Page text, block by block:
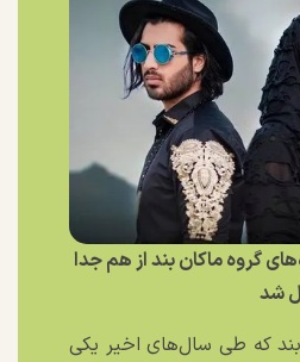
گروه ماکان بند از هم جدا
شد
که طی سال‌های اخیر یکی